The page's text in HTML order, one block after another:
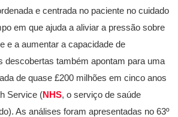
e centrada no paciente no cuidado
em que ajuda a aliviar a pressão sobre
e a aumentar a capacidade de
descobertas também apontam para uma
de quase £200 milhões em cinco anos
Service (NHS, o serviço de saúde
As análises foram apresentadas no 63º